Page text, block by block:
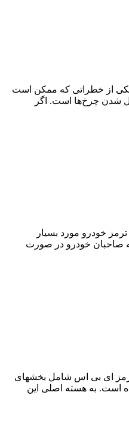
از خطراتی که ممکن است
شدن چرخ‌ها است. اگر
خودرو مورد بسیار
صاحبان خودرو در صورت
ای بی اس شامل بخشهای
است. به هسته اصلی این